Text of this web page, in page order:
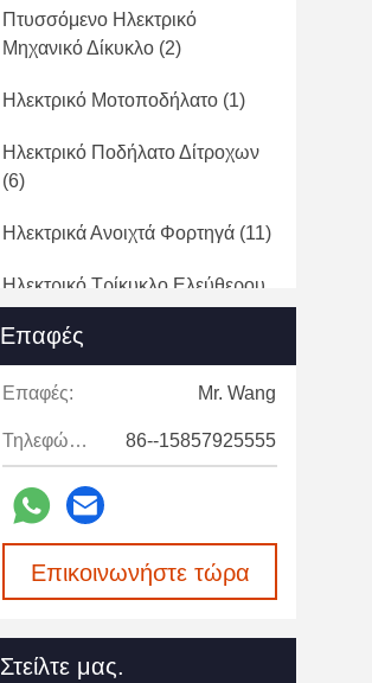
Πτυσσόμενο Ηλεκτρικό
Μηχανικό Δίκυκλο (2)
Ηλεκτρικό Μοτοποδήλατο (1)
Ηλεκτρικό Ποδήλατο Δίτροχων
(6)
Ηλεκτρικά Ανοιχτά Φορτηγά (11)
Ηλεκτρικό Τρίκυκλο Ελεύθερου
Χρόνου(3)
ATV UTV(11)
Camper Van RV Motorhome(2)
Ηλεκτρικό Τρίκυκλο Παράδοσης
(1)
Ηλεκτρικό Όχημα Υγιεινής(1)
Όχημα Μεταφορών Κρύων
Επαφές
Επαφές: Mr. Wang
Τηλεφώνημα: 86--15857925555
Επικοινωνήστε τώρα
Στείλτε μας.